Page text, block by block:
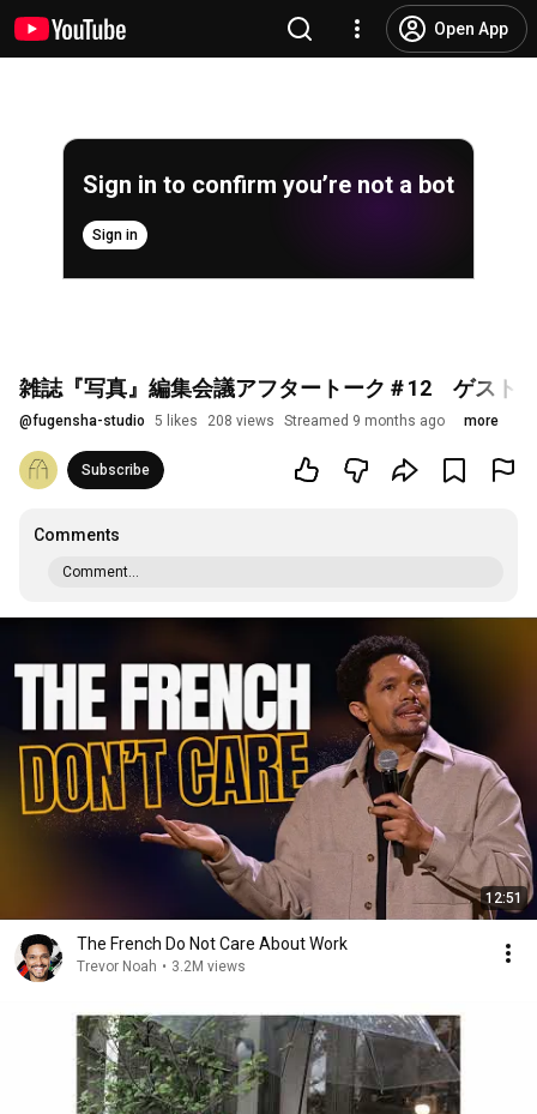
Open App
Sign in to confirm you’re not a bot
Sign in
雑誌『写真』編集会議アフタートーク＃12 ゲスト
@fugensha-studio 5 likes 208 views Streamed 9 months ago more
Subscribe
Comments
Comment...
12:51
The French Do Not Care About Work
Trevor Noah • 3.2M views